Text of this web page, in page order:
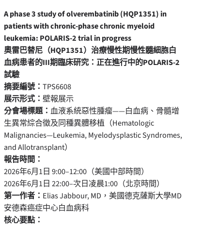
A phase 3 study of olverembatinib (HQP1351) in
patients with chronic-phase chronic myeloid
leukemia: POLARIS-2 trial in progress
奧雷巴替尼（HQP1351）治療慢性期慢性髓細胞白
血病患者的III期臨床研究：正在進行中的POLARIS-2
試驗
摘要編號： TPS6608
展示形式： 壁報展示
分會場標題： 血液系統惡性腫瘤——白血病、骨髓增
生異常綜合徵及同種異體移植（Hematologic
Malignancies—Leukemia, Myelodysplastic Syndromes,
and Allotransplant）
報告時間：
2026年6月1日 9:00–12:00（美國中部時間）
2026年6月1日 22:00–次日凌晨1:00（北京時間）
第一作者： Elias Jabbour, MD，美國德克薩斯大學MD
安德森癌症中心白血病科
核心要點：